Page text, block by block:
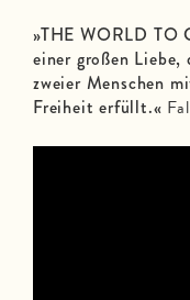
»THE WORLD TO
einer großen
zweier Menschen
Freiheit erfüllt.«